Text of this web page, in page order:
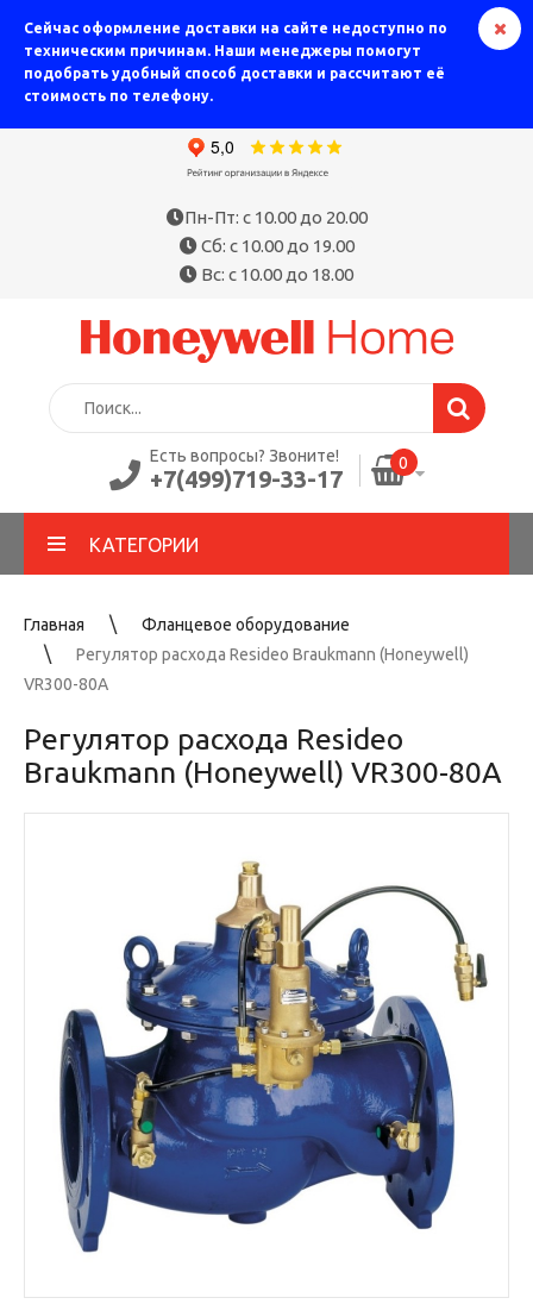
Сейчас оформление доставки на сайте недоступно по
техническим причинам. Наши менеджеры помогут
подобрать удобный способ доставки и рассчитают её
стоимость по телефону.
Пн-Пт: с 10.00 до 20.00
Сб: с 10.00 до 19.00
Вс: с 10.00 до 18.00
Есть вопросы? Звоните!
+7(499)719-33-17
0
КАТЕГОРИИ
Главная
Фланцевое оборудование
Регулятор расхода Resideo Braukmann (Honeywell)
VR300-80A
Регулятор расхода Resideo
Braukmann (Honeywell) VR300-80A